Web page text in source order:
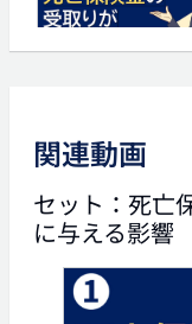
関連動画
セット：死亡
に与える影響